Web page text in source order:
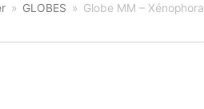
» GLOBES » Globe MM – Xénophora